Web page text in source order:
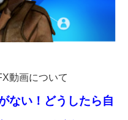
動画について
ない！どうしたら自